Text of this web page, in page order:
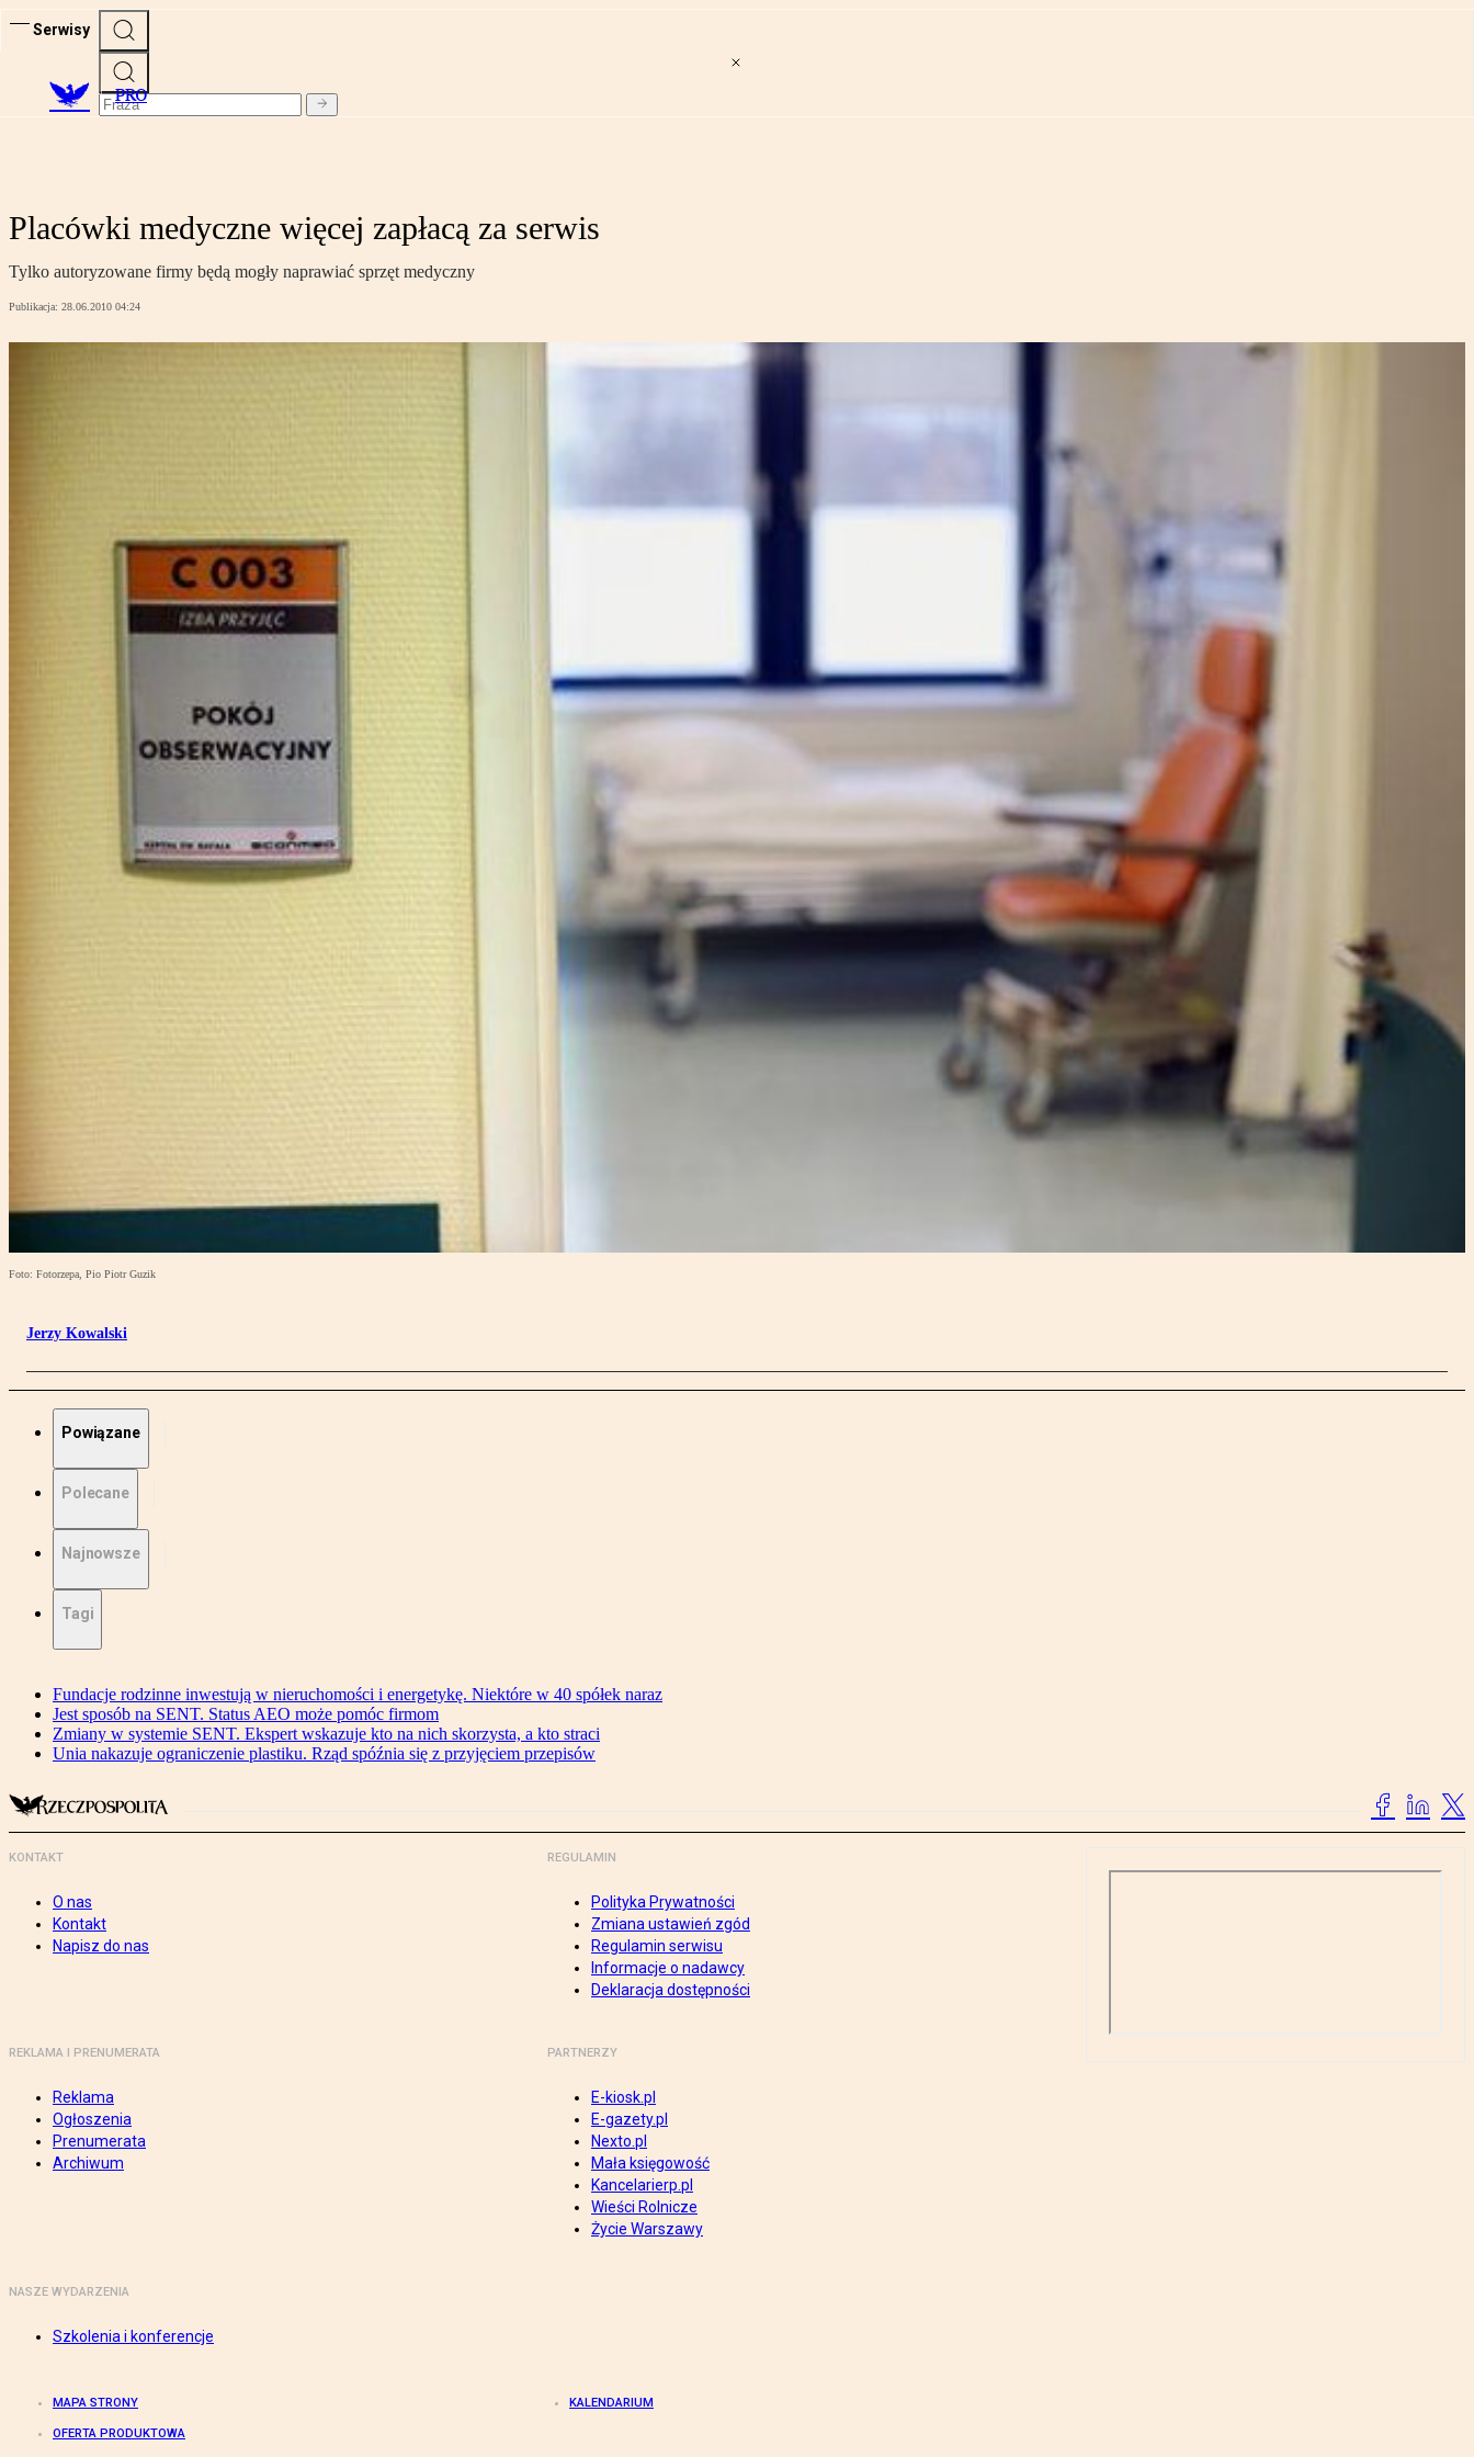
Serwisy
PRO
Placówki medyczne więcej zapłacą za serwis
Tylko autoryzowane firmy będą mogły naprawiać sprzęt medyczny
Publikacja: 28.06.2010 04:24
Foto: Fotorzepa, Pio Piotr Guzik
Jerzy Kowalski
Powiązane
Polecane
Najnowsze
Tagi
Fundacje rodzinne inwestują w nieruchomości i energetykę. Niektóre w 40 spółek naraz
Jest sposób na SENT. Status AEO może pomóc firmom
Zmiany w systemie SENT. Ekspert wskazuje kto na nich skorzysta, a kto straci
Unia nakazuje ograniczenie plastiku. Rząd spóźnia się z przyjęciem przepisów
KONTAKT
O nas
Kontakt
Napisz do nas
REGULAMIN
Polityka Prywatności
Zmiana ustawień zgód
Regulamin serwisu
Informacje o nadawcy
Deklaracja dostępności
REKLAMA I PRENUMERATA
Reklama
Ogłoszenia
Prenumerata
Archiwum
PARTNERZY
E-kiosk.pl
E-gazety.pl
Nexto.pl
Mała księgowość
Kancelarierp.pl
Wieści Rolnicze
Życie Warszawy
NASZE WYDARZENIA
Szkolenia i konferencje
MAPA STRONY KALENDARIUM
OFERTA PRODUKTOWA